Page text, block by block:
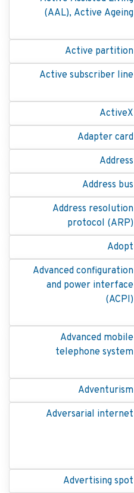
(AAL), Active Ageing
Active partition
Active subscriber line
ActiveX
Adapter card
Address
Address bus
Address resolution
protocol (ARP)
Adopt
Advanced configuration
and power interface
(ACPI)
Advanced mobile
telephone system
Adventurism
Adversarial internet
Advertising spot